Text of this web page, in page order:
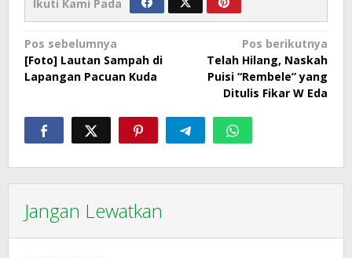
Ikuti Kami Pada
Navigasi
pos
Pos sebelumnya
[Foto] Lautan Sampah di
Lapangan Pacuan Kuda
Pos berikutnya
Telah Hilang, Naskah
Puisi “Rembele” yang
Ditulis Fikar W Eda
Jangan Lewatkan